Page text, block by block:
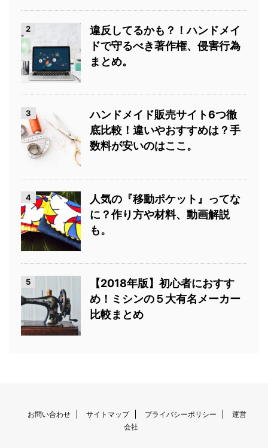
2
違反してるかも？！ハンドメイ
ドで守るべき著作権、侵害行為
まとめ。
3
ハンドメイド販売サイト6つ徹
底比較！違いやおすすめは？手
数料が安いのはここ。
4
人気の『移動ポケット』ってな
に？作り方や材料、動画解説
も。
5
【2018年版】初心者におすす
め！ミシンの５大有名メーカー
比較まとめ
お問い合わせ サイトマップ プライバシーポリシー
運営
会社